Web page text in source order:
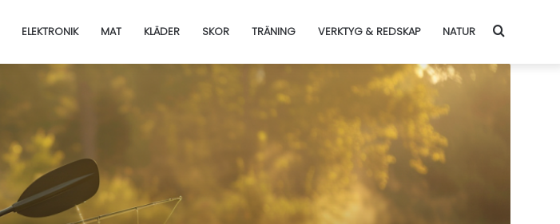
ELEKTRONIK MAT KLÄDER SKOR TRÄNING VERKTYG & REDSKAP NATUR